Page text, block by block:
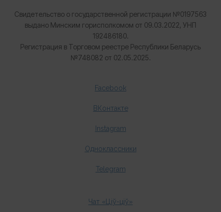
Свидетельство о государственной регистрации №0197563
выдано Минским горисполкомом от 09.03.2022, УНП
192486180.
Регистрация в Торговом реестре Республики Беларусь
№748082 от 02.05.2025.
Facebook
ВКонтакте
Instagram
Одноклассники
Telegram
Чат «Ціў-ціў»